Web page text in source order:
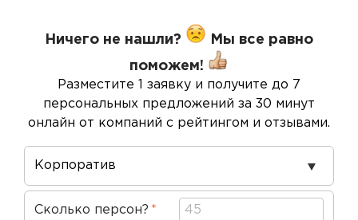
Ничего не нашли? Мы все равно
поможем!
Разместите 1 заявку и получите до 7
персональных предложений за 30 минут
онлайн от компаний с рейтингом и отзывами.
Повод
проведения
Сколько персон?